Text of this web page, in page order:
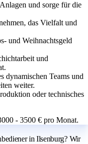
und sorge für die
das Vielfalt und
und Weihnachtsgeld
und
dynamischen Teams und
weiter.
oder technisches
- 3500 € pro Monat.
in Ilsenburg? Wir